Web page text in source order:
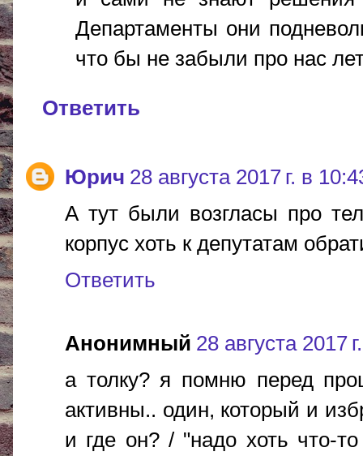
Департаменты они
что бы не забыли про нас
Ответить
Юрич 28 августа 2017 г. в
А тут были возгласы про
корпус хоть к депутатам
Ответить
Анонимный 28 августа 2017
а толку? я помню перед
активны.. один, который и
и где он? / "надо хоть что-